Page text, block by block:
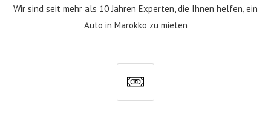
Wir sind seit mehr als 10 Jahren Experten, die Ihnen helfen, ein
Auto in Marokko zu mieten